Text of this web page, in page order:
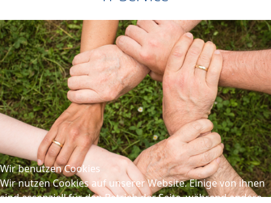
Wir benutzen Cookies
Wir nutzen Cookies auf unserer Website. Einige von ihnen
sind essenziell für den Betrieb der Seite, während andere